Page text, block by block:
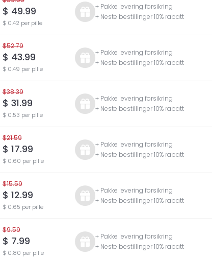
$ 49.99
$ 0.42 per pille
+ Pakke levering forsikring
+ Neste bestillinger 10% rabatt
$52.79
$ 43.99
$ 0.49 per pille
+ Pakke levering forsikring
+ Neste bestillinger 10% rabatt
$38.39
$ 31.99
$ 0.53 per pille
+ Pakke levering forsikring
+ Neste bestillinger 10% rabatt
$21.59
$ 17.99
$ 0.60 per pille
+ Pakke levering forsikring
+ Neste bestillinger 10% rabatt
$15.59
$ 12.99
$ 0.65 per pille
+ Pakke levering forsikring
+ Neste bestillinger 10% rabatt
$9.59
$ 7.99
$ 0.80 per pille
+ Pakke levering forsikring
+ Neste bestillinger 10% rabatt